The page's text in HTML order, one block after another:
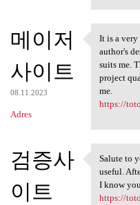
메이저
사이트
08.11.2023
Adres
It is a
It is a
author's
suits me.
project
me.
https://
검증사
이트
Salute
Salute to
useful.
I know
https://